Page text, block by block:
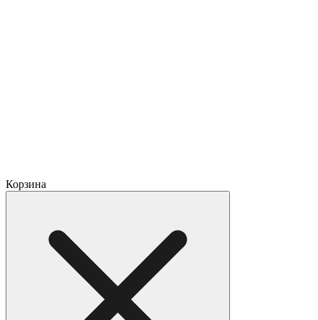
Корзина